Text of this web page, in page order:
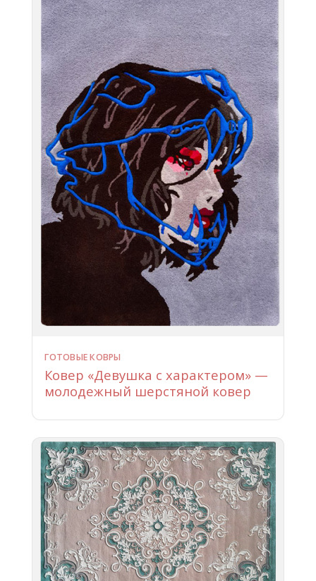
ГОТОВЫЕ КОВРЫ
Ковер «Девушка с характером» —
молодежный шерстяной ковер